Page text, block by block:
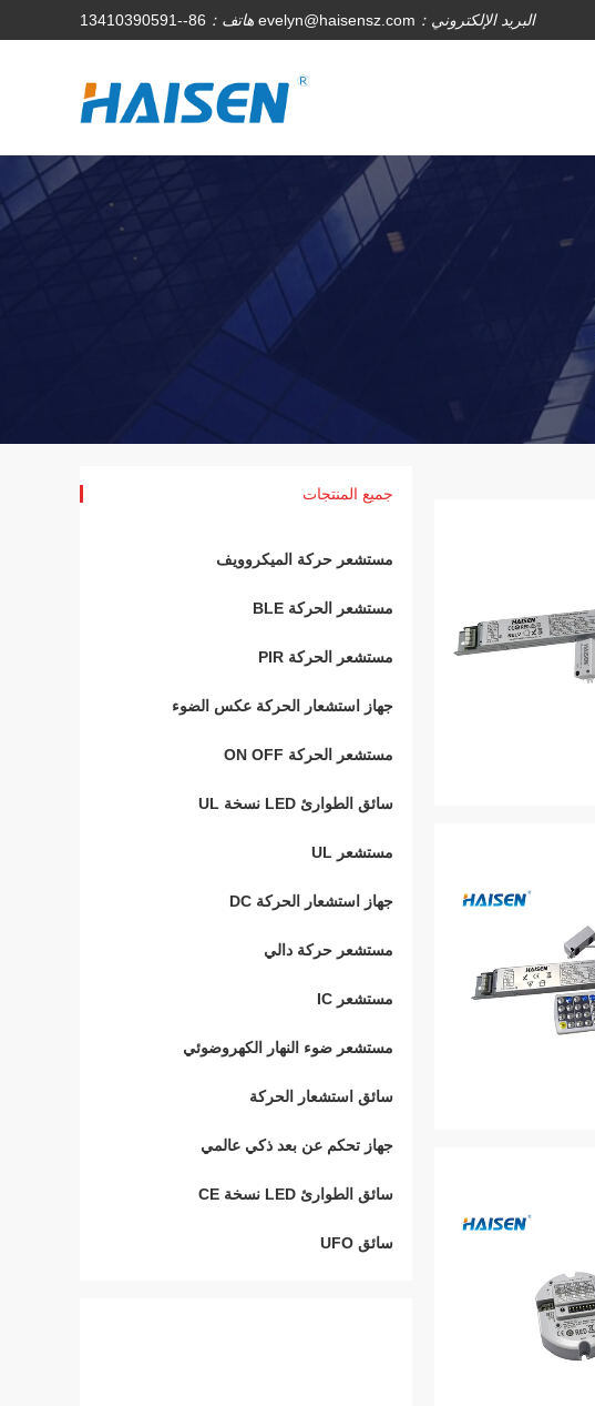
البريد الإلكتروني： evelyn@haisensz.com هاتف： 86--13410390591
جميع المنتجات
مستشعر حركة الميكروويف
مستشعر الحركة BLE
مستشعر الحركة PIR
جهاز استشعار الحركة عكس الضوء
مستشعر الحركة ON OFF
سائق الطوارئ LED نسخة UL
مستشعر UL
جهاز استشعار الحركة DC
مستشعر حركة دالي
مستشعر IC
مستشعر ضوء النهار الكهروضوئي
سائق استشعار الحركة
جهاز تحكم عن بعد ذكي عالمي
سائق الطوارئ LED نسخة CE
سائق UFO